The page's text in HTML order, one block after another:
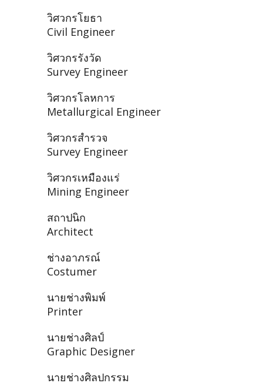
วิศวกรโยธา
Civil Engineer
วิศวกรรังวัด
Survey Engineer
วิศวกรโลหการ
Metallurgical Engineer
วิศวกรสำรวจ
Survey Engineer
วิศวกรเหมืองแร่
Mining Engineer
สถาปนิก
Architect
ช่างอาภรณ์
Costumer
นายช่างพิมพ์
Printer
นายช่างศิลป์
Graphic Designer
นายช่างศิลปกรรม